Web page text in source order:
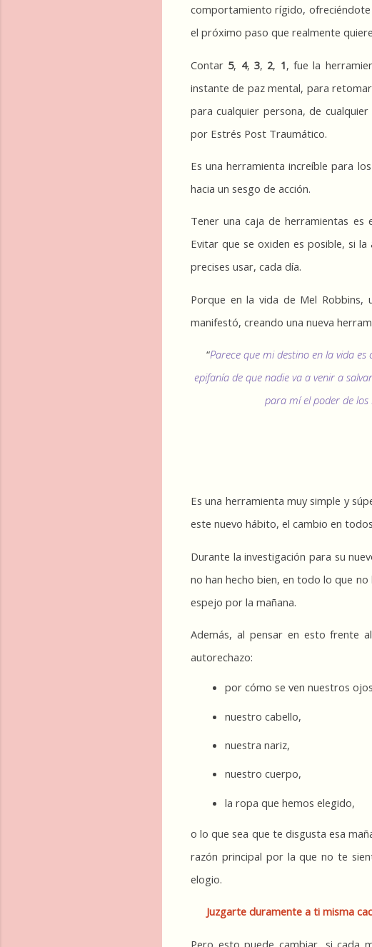
comportamiento rígido,
el próximo paso que realmente
Contar 5, 4, 3, 2, 1, fue la
instante de paz mental, para
para cualquier persona, de
por Estrés Post Traumático.
Es una herramienta increíble para
hacia un sesgo de acción.
Tener una caja de herramientas es
Evitar que se oxiden es posible, si
precises usar, cada día.
Porque en la vida de Mel Robbins,
manifestó, creando una nueva
“Parece que mi destino en la vida
epifanía de que nadie va a venir a
para mí el poder de los
Es una herramienta muy simple y
este nuevo hábito, el cambio en
Durante la investigación para su
no han hecho bien, en todo lo que
espejo por la mañana.
Además, al pensar en esto frente
autorechazo:
por cómo se ven nuestros
nuestro cabello,
nuestra nariz,
nuestro cuerpo,
la ropa que hemos elegido,
o lo que sea que te disgusta esa
razón principal por la que no te
elogio.
Juzgarte duramente a ti misma
Pero esto puede cambiar, si cada